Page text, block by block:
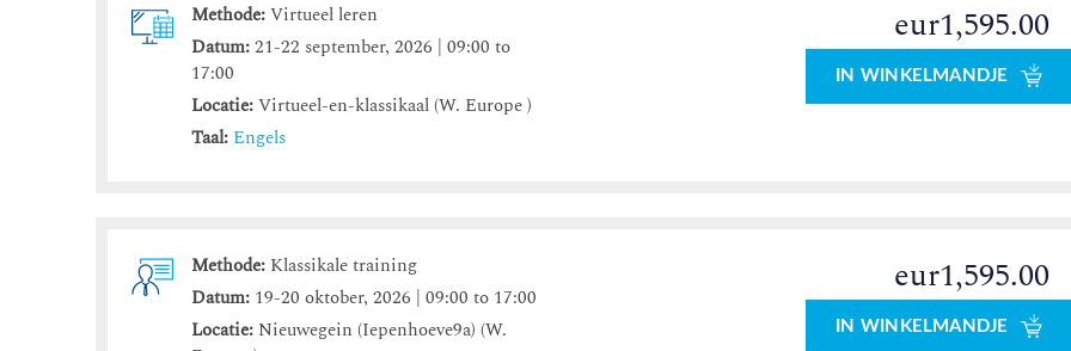
Methode:Virtueel leren
Datum:21-22 september, 2026 | 09:00 to
17:00
Locatie:Virtueel-en-klassikaal (W. Europe )
Taal: Engels
eur1,595.00
IN WINKELMANDJE
Methode: Klassikale training
Datum: 19-20 oktober, 2026 | 09:00 to 17:00
Locatie: Nieuwegein (Iepenhoeve9a) (W.
eur1,595.00
IN WINKELMANDJE